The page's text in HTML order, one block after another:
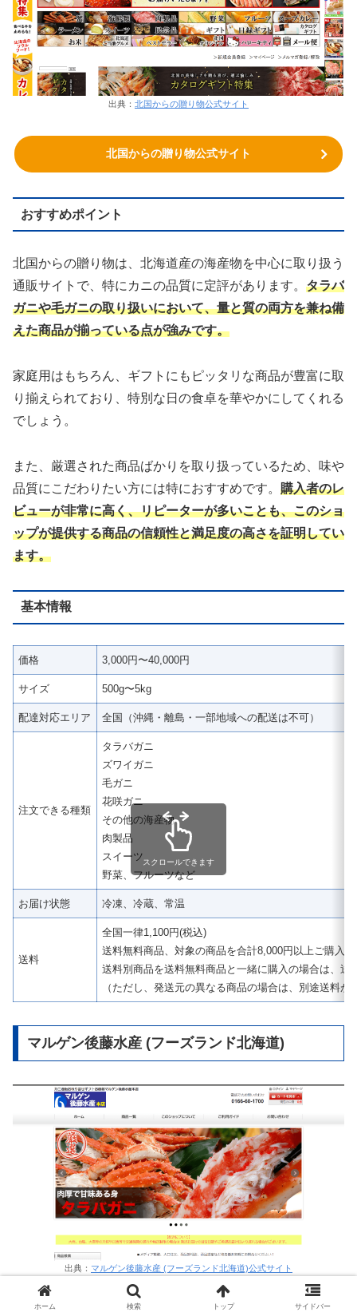
出典： 北国からの贈り物公式サイト
北国からの贈り物公式サイト
おすすめポイント
北国からの贈り物は、北海道産の海産物を中心に取り扱う
通販サイトで、特にカニの品質に定評があります。 タラバ
ガニや毛ガニの取り扱いにおいて、量と質の両方を兼ね備
えた商品が揃っている点が強みです。
家庭用はもちろん、ギフトにもピッタリな商品が豊富に取
り揃えられており、特別な日の食卓を華やかにしてくれる
でしょう。
また、厳選された商品ばかりを取り扱っているため、味や
品質にこだわりたい方には特におすすめです。 購入者のレ
ビューが非常に高く、リピーターが多いことも、このショ
ップが提供する商品の信頼性と満足度の高さを証明してい
ます。
基本情報
価格 3,000円〜40,000円
サイズ 500g〜5kg
配達対応エリア 全国（沖縄・離島・一部地域への配送は不可）
注文できる種類
タラバガニ
ズワイガニ
毛ガニ
花咲ガニ
その他の海産物
肉製品
スイーツ
野菜、フルーツなど
お届け状態 冷凍、冷蔵、常温
送料
全国一律1,100円(税込)
送料無料商品、対象の商品を合計8,000円以上ご購入、
送料別商品を送料無料商品と一緒に購入の場合は、送
（ただし、発送元の異なる商品の場合は、別途送料が
スクロールできます
マルゲン後藤水産 (フーズランド北海道)
出典： マルゲン後藤水産 (フーズランド北海道)公式サイト
ホーム 検索 トップ サイドバー